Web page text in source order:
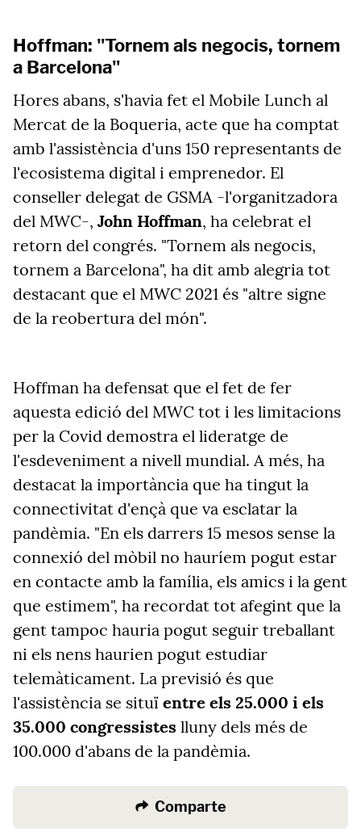
Hoffman: "Tornem als negocis, tornem
a Barcelona"
Hores abans, s'havia fet el Mobile Lunch al
Mercat de la Boqueria, acte que ha comptat
amb l'assistència d'uns 150 representants de
l'ecosistema digital i emprenedor. El
conseller delegat de GSMA -l'organitzadora
del MWC-, John Hoffman, ha celebrat el
retorn del congrés. "Tornem als negocis,
tornem a Barcelona", ha dit amb alegria tot
destacant que el MWC 2021 és "altre signe
de la reobertura del món".
Hoffman ha defensat que el fet de fer
aquesta edició del MWC tot i les limitacions
per la Covid demostra el lideratge de
l'esdeveniment a nivell mundial. A més, ha
destacat la importància que ha tingut la
connectivitat d'ençà que va esclatar la
pandèmia. "En els darrers 15 mesos sense la
connexió del mòbil no hauríem pogut estar
en contacte amb la família, els amics i la gent
que estimem", ha recordat tot afegint que la
gent tampoc hauria pogut seguir treballant
ni els nens haurien pogut estudiar
telemàticament. La previsió és que
l'assistència se situï entre els 25.000 i els
35.000 congressistes lluny dels més de
100.000 d'abans de la pandèmia.
Comparte